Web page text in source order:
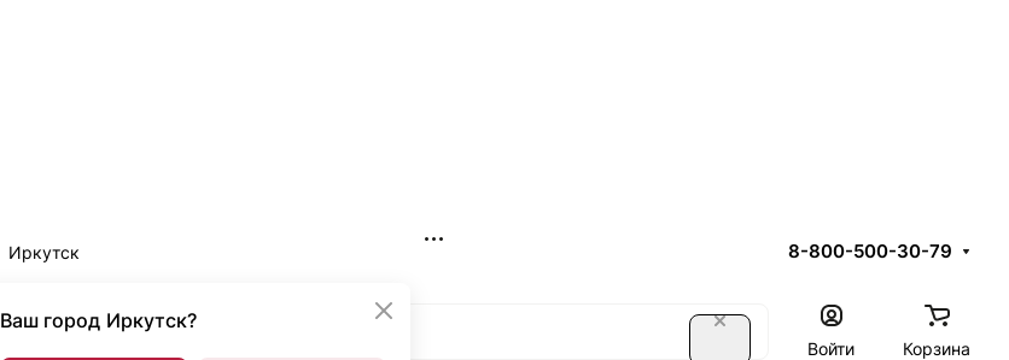
Иркутск
Ваш город Иркутск?
8-800-500-30-79
Войти Корзина